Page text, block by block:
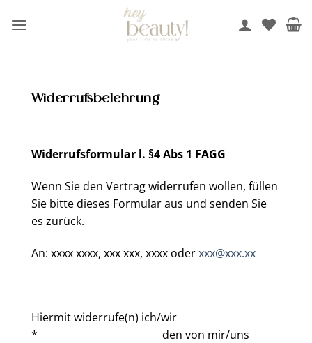
Inhalt
Widerrufsbelehrung
Widerrufsformular l. §4 Abs 1 FAGG
Wenn Sie den Vertrag widerrufen wollen, füllen
Sie bitte dieses Formular aus und senden Sie
es zurück.
An: xxxx xxxx, xxx xxx, xxxx oderxxx@xxx.xx
Hiermit widerrufe(n) ich/wir
*_________________________ den von mir/uns